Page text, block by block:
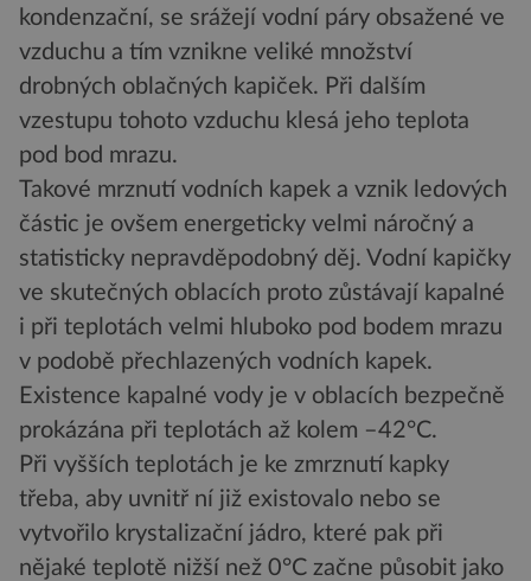
kondenzační, se srážejí vodní páry obsažené ve
vzduchu a tím vznikne veliké množství
drobných oblačných kapiček. Při dalším
vzestupu tohoto vzduchu klesá jeho teplota
pod bod mrazu.
Takové mrznutí vodních kapek a vznik ledových
částic je ovšem energeticky velmi náročný a
statisticky nepravděpodobný děj. Vodní kapičky
ve skutečných oblacích proto zůstávají kapalné
i při teplotách velmi hluboko pod bodem mrazu
v podobě přechlazených vodních kapek.
Existence kapalné vody je v oblacích bezpečně
prokázána při teplotách až kolem –42°C.
Při vyšších teplotách je ke zmrznutí kapky
třeba, aby uvnitř ní již existovalo nebo se
vytvořilo krystalizační jádro, které pak při
nějaké teplotě nižší než 0°C začne působit jako